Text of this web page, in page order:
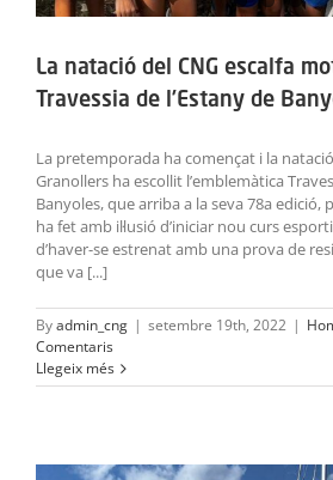
CONTACTE
TREBALLA AMB NOSALTRES!
La natació del CNG escalfa
Travessia de l’Estany de
La pretemporada ha començat i la
Granollers ha escollit l’emblemàtica
Banyoles, que arriba a la seva 78a edició,
ha fet amb il·lusió d’iniciar nou curs
d’haver-se estrenat amb una prova de
que va [...]
Byadmin_cng | setembre 19th, 2022 |
Comentaris
Llegeix més